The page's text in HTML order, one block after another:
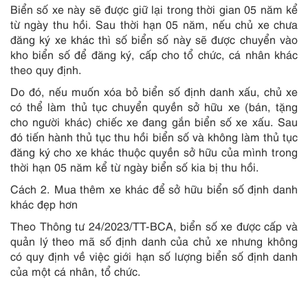
Biển số xe này sẽ được giữ lại trong thời gian 05 năm kể
từ ngày thu hồi. Sau thời hạn 05 năm, nếu chủ xe chưa
đăng ký xe khác thì số biển số này sẽ được chuyển vào
kho biển số để đăng ký, cấp cho tổ chức, cá nhân khác
theo quy định.
Do đó, nếu muốn xóa bỏ biển số định danh xấu, chủ xe
có thể làm thủ tục chuyển quyền sở hữu xe (bán, tặng
cho người khác) chiếc xe đang gắn biển số xe xấu. Sau
đó tiến hành thủ tục thu hồi biển số và không làm thủ tục
đăng ký cho xe khác thuộc quyền sở hữu của mình trong
thời hạn 05 năm kể từ ngày biển số kia bị thu hồi.
Cách 2. Mua thêm xe khác để sở hữu biển số định danh
khác đẹp hơn
Theo Thông tư 24/2023/TT-BCA, biển số xe được cấp và
quản lý theo mã số định danh của chủ xe nhưng không
có quy định về việc giới hạn số lượng biển số định danh
của một cá nhân, tổ chức.